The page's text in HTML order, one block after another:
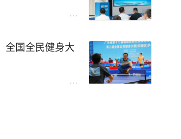
全国全民健身大